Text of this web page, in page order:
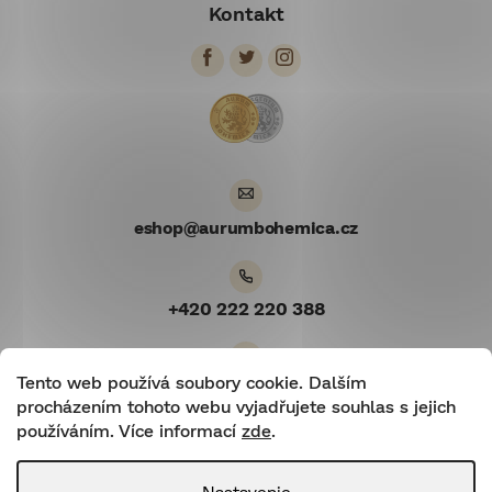
Tento web používá soubory cookie. Dalším
procházením tohoto webu vyjadřujete souhlas s jejich
používáním. Více informací zde.
Kontakt
eshop@aurumbohemica.cz
+420 222 220 388
Youtube